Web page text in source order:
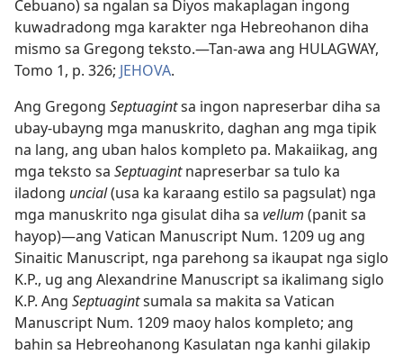
Cebuano) sa ngalan sa Diyos makaplagan ingong
kuwadradong mga karakter nga Hebreohanon diha
mismo sa Gregong teksto.​—Tan-awa ang HULAGWAY,
Tomo 1, p. 326; JEHOVA.
Ang Gregong Septuagintsa ingon napreserbar diha sa
ubay-ubayng mga manuskrito, daghan ang mga tipik
na lang, ang uban halos kompleto pa. Makaiikag, ang
mga teksto sa Septuagintnapreserbar sa tulo ka
iladong uncial(usa ka karaang estilo sa pagsulat) nga
mga manuskrito nga gisulat diha sa vellum (panit sa
hayop)​—ang Vatican Manuscript Num. 1209 ug ang
Sinaitic Manuscript, nga parehong sa ikaupat nga siglo
K.P., ug ang Alexandrine Manuscript sa ikalimang siglo
K.P. Ang Septuagintsumala sa makita sa Vatican
Manuscript Num. 1209 maoy halos kompleto; ang
bahin sa Hebreohanong Kasulatan nga kanhi gilakip